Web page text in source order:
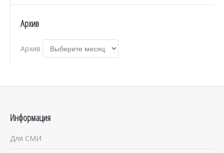
Архив
Архив
Информация
Для СМИ